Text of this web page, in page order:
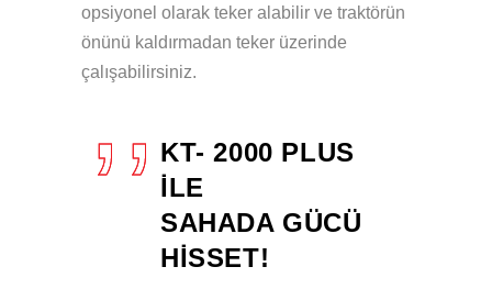
opsiyonel olarak teker alabilir ve traktörün
önünü kaldırmadan teker üzerinde
çalışabilirsiniz.
KT- 2000 PLUS
ILE
SAHADA GÜCÜ
HISSET!